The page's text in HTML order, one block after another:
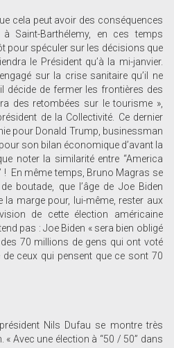
cela peut avoir des conséquences
Saint-Barthélemy, en ces temps
pour spéculer sur les décisions que
le Président qu’à la mi-janvier.
sur la crise sanitaire qu’il ne
décide de fermer les frontières des
des retombées sur le tourisme »,
de la Collectivité. Ce dernier
pour Donald Trump, businessman
son bilan économique d’avant la
noter la similarité entre “America
! En même temps, Bruno Magras se
boutade, que l’âge de Joe Biden
marge pour, lui-même, rester aux
de cette élection américaine
pas : Joe Biden « sera bien obligé
70 millions de gens qui ont voté
ceux qui pensent que ce sont 70
Nils Dufau se montre très
« Avec une élection à “50 / 50” dans